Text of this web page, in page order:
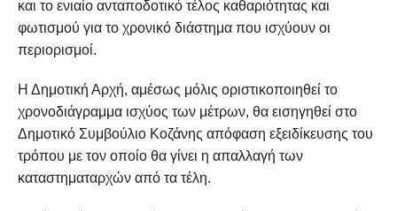
και το ενιαίο ανταποδοτικό τέλος καθαριότητας και
φωτισμού για το χρονικό διάστημα που ισχύουν οι
περιορισμοί.
Η Δημοτική Αρχή, αμέσως μόλις οριστικοποιηθεί το
χρονοδιάγραμμα ισχύος των μέτρων, θα εισηγηθεί στο
Δημοτικό Συμβούλιο Κοζάνης απόφαση εξειδίκευσης του
τρόπου με τον οποίο θα γίνει η απαλλαγή των
καταστηματαρχών από τα τέλη.